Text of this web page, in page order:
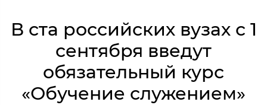
В ста российских вузах с 1
сентября введут
обязательный курс
«Обучение служением»